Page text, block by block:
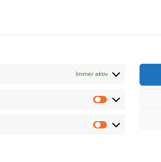
Immer aktiv
Statistiken
Marketing